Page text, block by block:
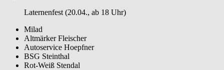
Laternenfest (20.04., ab 18 Uhr)
Milad
Altmärker Fleischer
Autoservice Hoepfner
BSG Steinthal
Rot-Weiß Stendal